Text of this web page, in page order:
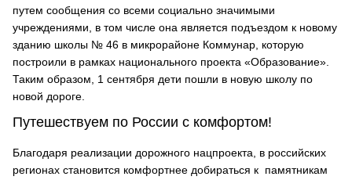
путем сообщения со всеми социально значимыми
учреждениями, в том числе она является подъездом к новому
зданию школы № 46 в микрорайоне Коммунар, которую
построили в рамках национального проекта «Образование».
Таким образом, 1 сентября дети пошли в новую школу по
новой дороге.
Путешествуем по России с комфортом!
Благодаря реализации дорожного нацпроекта, в российских
регионах становится комфортнее добираться к памятникам